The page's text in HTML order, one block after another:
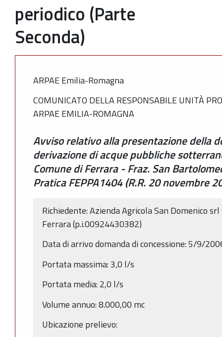
periodico (Parte
Seconda)
ARPAE Emilia-Romagna
COMUNICATO DELLA RESPONSABILE UNITÀ
ARPAE EMILIA-ROMAGNA
Avviso relativo alla presentazione della
derivazione di acque pubbliche
Comune di Ferrara - Fraz. San
Pratica FEPPA1404 (R.R. 20 novembre
Richiedente: Azienda Agricola San Domenico
Ferrara (p.i.00924430382)
Data di arrivo domanda di concessione: 5/9/
Portata massima: 3,0 l/s
Portata media: 2,0 l/s
Volume annuo: 8.000,00 mc
Ubicazione prelievo: